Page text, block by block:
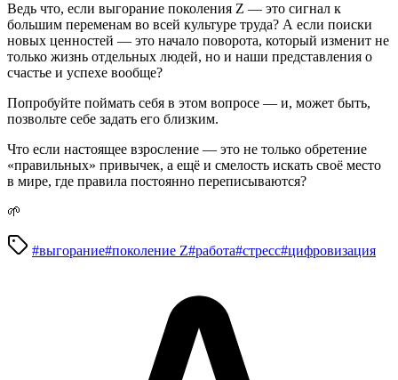
Ведь что, если выгорание поколения Z — это сигнал к
большим переменам во всей культуре труда? А если поиски
новых ценностей — это начало поворота, который изменит не
только жизнь отдельных людей, но и наши представления о
счастье и успехе вообще?
Попробуйте поймать себя в этом вопросе — и, может быть,
позвольте себе задать его близким.
Что если настоящее взросление — это не только обретение
«правильных» привычек, а ещё и смелость искать своё место
в мире, где правила постоянно переписываются?
🌱
#выгорание#поколение Z#работа#стресс#цифровизация